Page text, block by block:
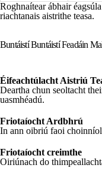
Roghnaítear ábhair
riachtanais aistrithe teasa.
Buntáistí Buntáistí Feadáin
Éifeachtúlacht Aistriú
Deartha chun seoltacht
uasmhéadú.
Friotaíocht Ardbhrú
In ann oibriú faoi
Friotaíocht creimthe
Oiriúnach do